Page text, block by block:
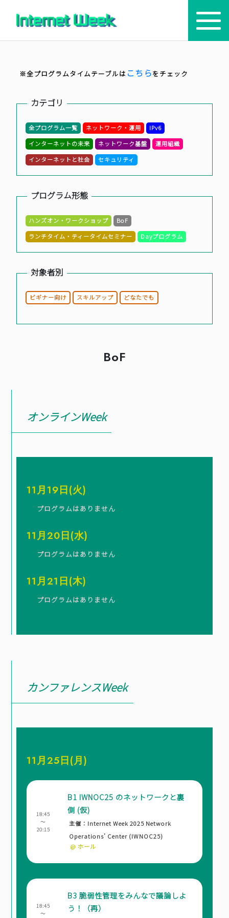
トップ
お知らせ
メディア掲載
BASICオンデマンド
参加申込
※全プログラムタイムテーブルは こちらをチェック
カテゴリ
全プログラム一覧 ネットワーク・運用
IPv6
インターネットの未来
ネットワーク基盤
運用組織
インターネットと社会
セキュリティ
プログラム形態
ハンズオン・ワークショップ
BoF
ランチタイム・ティータイムセミナー
Dayプログラム
対象者別
ビギナー向け スキルアップ どなたでも
BoF
オンラインWeek
11月19日(火)
プログラムはありません
11月20日(水)
プログラムはありません
11月21日(木)
プログラムはありません
カンファレンスWeek
11月25日(月)
18:45
～
20:15
B1 IWNOC25 のネットワークと裏
側 (仮)
主催：Internet Week 2025 Network
Operations’ Center (IWNOC25)
@ ホール
18:45
～
B3 脆弱性管理をみんなで議論しよ
う！（再）